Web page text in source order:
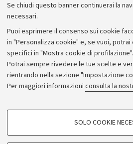
Se chiudi questo banner continuerai la
necessari.
Puoi esprimere il consenso sui cookie
in "Personalizza cookie" e, se vuoi,
specifici in "Mostra cookie di profilazione".
Potrai sempre rivedere le tue scelte e
rientrando nella sezione "Impostazione
Per maggiori informazioni consulta la
COOKIE DI PROFILAZIONE -
SOLO COOKIE
Archivio
Comunicati
Redazione
Rassegna